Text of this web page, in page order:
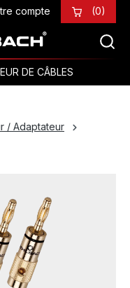
compte (0)
DE CÂBLES
/ Adaptateur